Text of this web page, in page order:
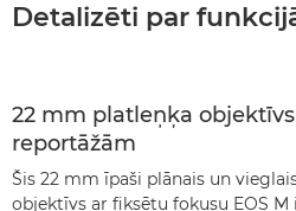
Detalizēti par
22 mm platleņķa
reportāžām
Šis 22 mm īpaši plānais un
objektīvs ar fiksētu fokusu EOS